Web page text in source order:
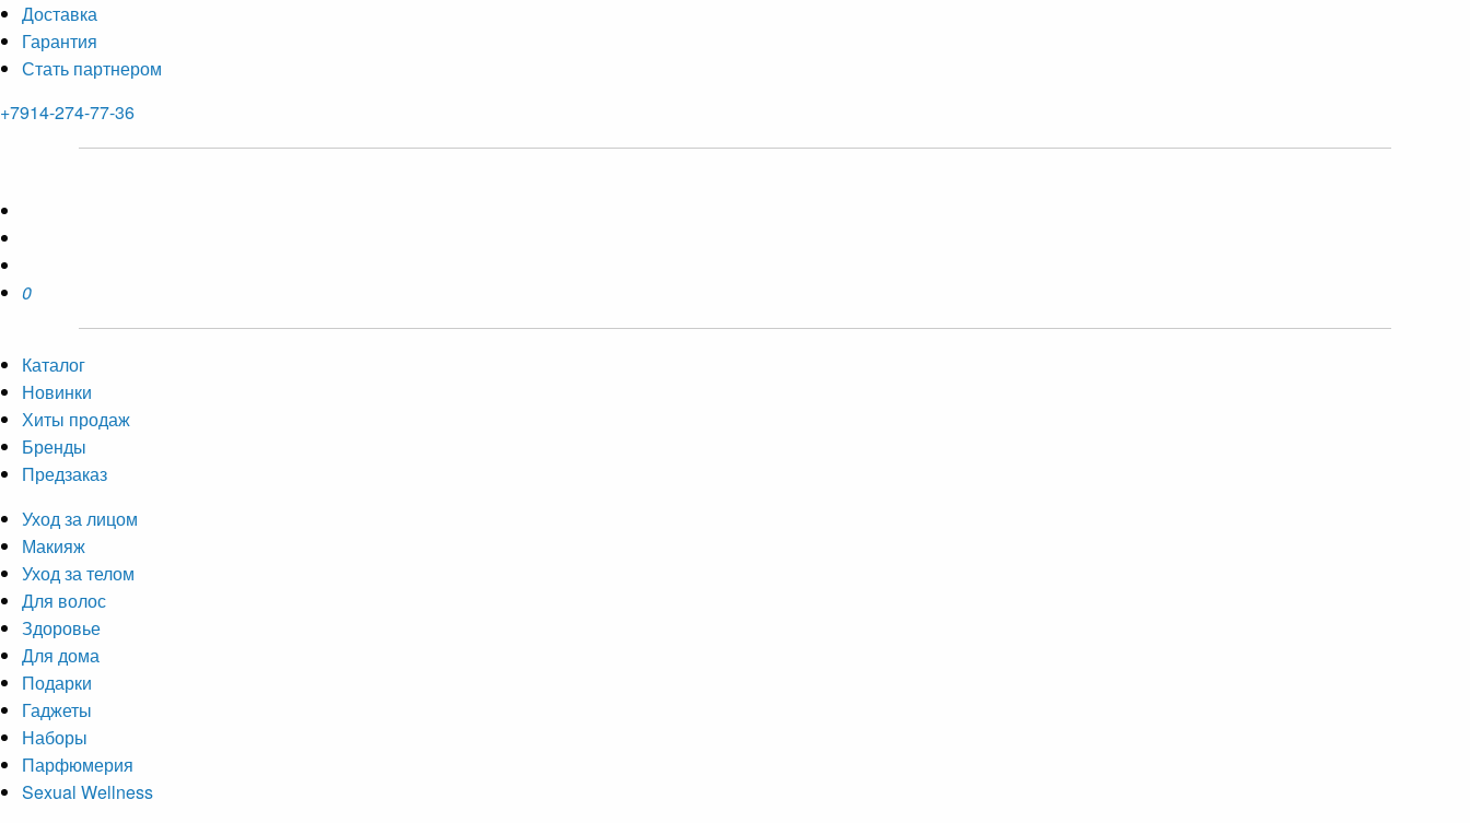
Доставка
Гарантия
Стать партнером
+7914-274-77-36
0
Каталог
Новинки
Хиты продаж
Бренды
Предзаказ
Уход за лицом
Макияж
Уход за телом
Для волос
Здоровье
Для дома
Подарки
Гаджеты
Наборы
Парфюмерия
Sexual Wellness